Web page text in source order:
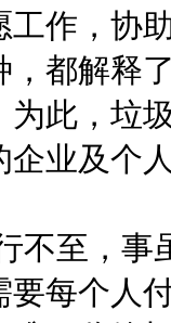
工作，协
，都解释
为此，垃
企业及个
至，事
要每个人